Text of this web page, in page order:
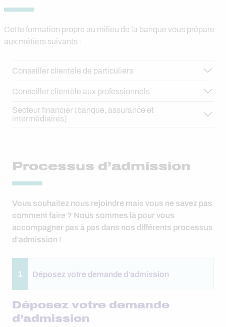
Cette formation propre au milieu de la banque vous prépare
aux métiers suivants :
Conseiller clientèle de particuliers
Conseiller clientèle aux professionnels
Secteur financier (banque, assurance et
intermédiaires)
Processus d’admission
Vous souhaitez nous rejoindre mais vous ne savez pas
comment faire ? Nous sommes là pour vous
accompagner pas à pas dans nos différents processus
d’admission !
1 Déposez votre demande d’admission
Déposez votre demande
d’admission